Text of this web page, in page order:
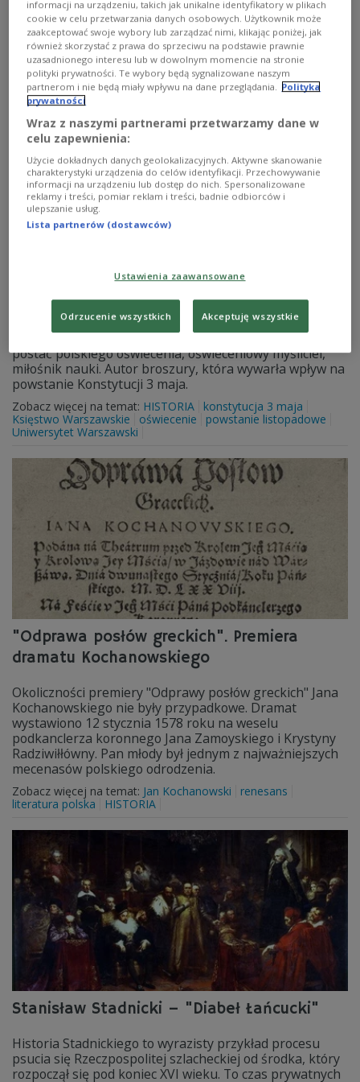
rządów sprawił, że jego majestat pod koniec życia cieszył
się powszechną miłością – mówił historyk prof. Konrad
Bobiatyński w audycji "Polscy władcy i królowie".
Zobacz więcej na temat:historia Polski
Zygmunt III Waza
Rzeczpospolita Szwecja
Stanisław Staszic. Oświeceniowy myśliciel,
naiwny polityk
20 stycznia 1826 roku zmarł Stanisław Staszic, wybitna
postać polskiego oświecenia, oświeceniowy myśliciel,
miłośnik nauki. Autor broszury, która wywarła wpływ na
powstanie Konstytucji 3 maja.
Zobacz więcej na temat: HISTORIA
konstytucja 3 maja
Księstwo Warszawskie
oświecenie
powstanie listopadowe
Uniwersytet Warszawski
"Odprawa posłów greckich". Premiera
dramatu Kochanowskiego
Okoliczności premiery "Odprawy posłów greckich" Jana
Kochanowskiego nie były przypadkowe. Dramat
wystawiono 12 stycznia 1578 roku na weselu
podkanclerza koronnego Jana Zamoyskiego i Krystyny
Radziwiłłówny. Pan młody był jednym z najważniejszych
mecenasów polskiego odrodzenia.
Zobacz więcej na temat: Jan Kochanowski
renesans
literatura polska
HISTORIA
Stanisław Stadnicki – "Diabeł Łańcucki"
Historia Stadnickiego to wyrazisty przykład procesu
psucia się Rzeczpospolitej szlacheckiej od środka, który
rozpoczął się pod koniec XVI wieku. To czas prywatnych
informacji na urządzeniu, takich jak unikalne identyfikatory w plikach
cookie w celu przetwarzania danych osobowych. Użytkownik może
zaakceptować swoje wybory lub zarządzać nimi, klikając poniżej, jak
również skorzystać z prawa do sprzeciwu na podstawie prawnie
uzasadnionego interesu lub w dowolnym momencie na stronie
polityki prywatności. Te wybory będą sygnalizowane naszym
partnerom i nie będą miały wpływu na dane przeglądania. Polityka
prywatności
Wraz z naszymi partnerami przetwarzamy dane w
celu zapewnienia:
Użycie dokładnych danych geolokalizacyjnych. Aktywne skanowanie
charakterystyki urządzenia do celów identyfikacji. Przechowywanie
informacji na urządzeniu lub dostęp do nich. Spersonalizowane
reklamy i treści, pomiar reklam i treści, badnie odbiorców i
ulepszanie usług.
Lista partnerów (dostawców)
Ustawienia zaawansowane
Odrzucenie wszystkich Akceptuję wszystkie